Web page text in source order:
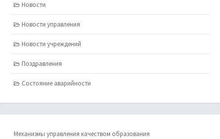
Новости
Новости управления
Новости учреждений
Поздравления
Состояние аварийности
Механизмы управления качеством образования